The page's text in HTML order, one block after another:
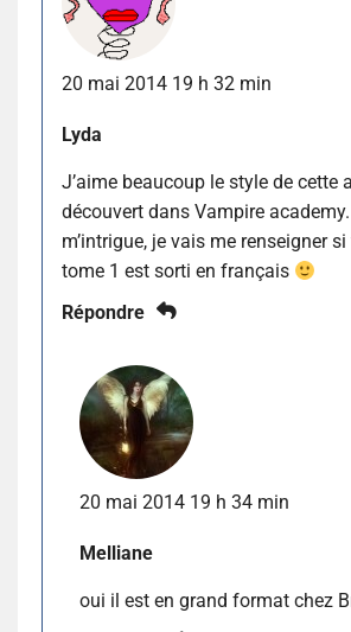
20 mai 2014 19 h 32 min
Lyda
J’aime beaucoup le style de cette
découvert dans Vampire
m’intrigue, je vais me renseigner
tome 1 est sorti en français
Répondre
20 mai 2014 19 h 34 min
Melliane
oui il est en grand format chez